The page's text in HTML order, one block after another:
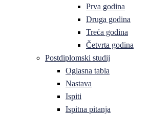
Prva godina
Druga godina
Treća godina
Četvrta godina
Postdiplomski studij
Oglasna tabla
Nastava
Ispiti
Ispitna pitanja